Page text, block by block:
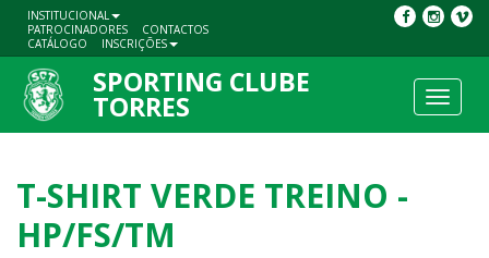
INSTITUCIONAL
PATROCINADORES
CONTACTOS
CATÁLOGO
INSCRIÇÕES
Toggle
SPORTING CLUBE
TORRES
T-SHIRT VERDE TREINO -
HP/FS/TM